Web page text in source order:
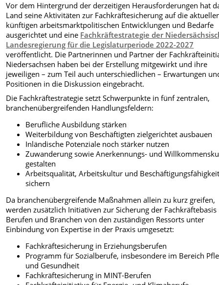
Vor dem Hintergrund der derzeitigen Herausforderungen hat
Land seine Aktivitäten zur Fachkräftesicherung auf die
künftigen arbeitsmarktpolitischen Entwicklungen und Bedarfe
ausgerichtet und eine Fachkräftestrategie der
Landesregierung für die Legislaturperiode 2022-2027
veröffentlicht. Die Partnerinnen und Partner der
Niedersachsen haben bei der Erstellung mitgewirkt und ihre
jeweiligen – zum Teil auch unterschiedlichen – Erwartungen
Positionen in die Diskussion eingebracht.
Die Fachkräftestrategie setzt Schwerpunkte in fünf zentralen,
branchenübergreifenden Handlungsfeldern:
Berufliche Ausbildung stärken
Weiterbildung von Beschäftigten zielgerichtet ausbauen
Inländische Potenziale noch stärker nutzen
Zuwanderung sowie Anerkennungs- und
gestalten
Arbeitsqualität, Arbeitskultur und
sichern
Da branchenübergreifende Maßnahmen allein zu kurz greifen,
werden zusätzlich Initiativen zur Sicherung der Fachkräftebasis
Berufen und Branchen von den zuständigen Ressorts unter
Einbindung von Expertise in der Praxis umgesetzt:
Fachkräftesicherung in Erziehungsberufen
Programm für Sozialberufe, insbesondere im Bereich
und Gesundheit
Fachkräftesicherung in MINT-Berufen